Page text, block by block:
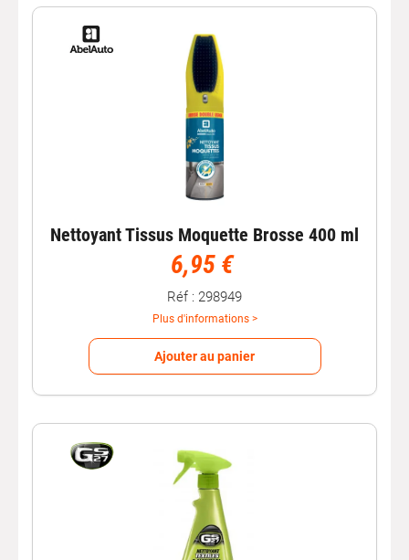
Nettoyant Tissus Moquette Brosse 400 ml
6,95 €
Réf : 298949
Plus d'informations >
Ajouter au panier